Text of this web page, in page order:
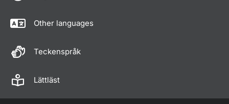
Other languages
Teckenspråk
Lättläst